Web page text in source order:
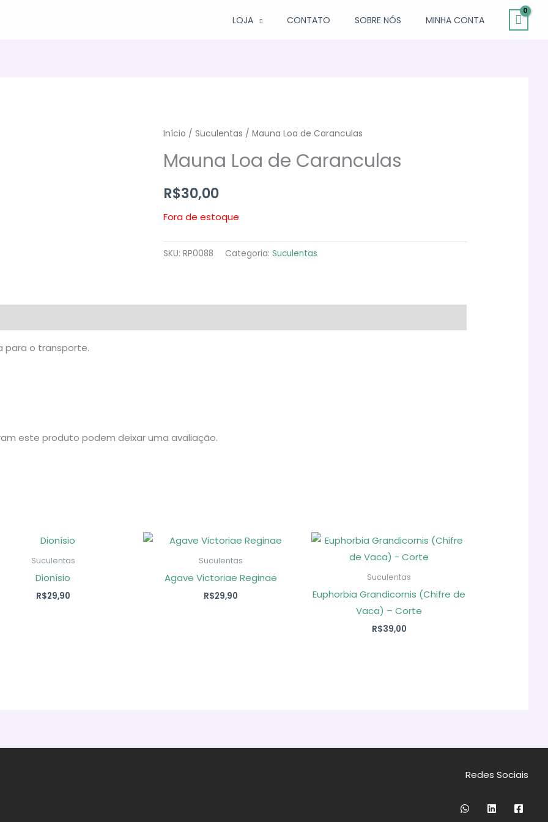
LOJA CONTATO SOBRE NÓS MINHA CONTA
Início /Suculentas / Mauna Loa de Caranculas
Mauna Loa de Caranculas
R$30,00
Fora de estoque
SKU:RP0088 Categoria:Suculentas
para o transporte.
este produto podem deixar uma avaliação.
Suculentas
Dionísio
R$29,90
Suculentas
Agave Victoriae Reginae
R$29,90
Suculentas
Euphorbia Grandicornis (Chifre de
Vaca) – Corte
R$39,00
Redes Sociais